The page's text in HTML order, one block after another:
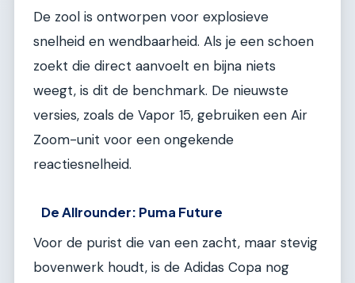
De zool is ontworpen voor explosieve
snelheid en wendbaarheid. Als je een schoen
zoekt die direct aanvoelt en bijna niets
weegt, is dit de benchmark. De nieuwste
versies, zoals de Vapor 15, gebruiken een Air
Zoom-unit voor een ongekende
reactiesnelheid.
De Allrounder: Puma Future
Voor de purist die van een zacht, maar stevig
bovenwerk houdt, is de Adidas Copa nog